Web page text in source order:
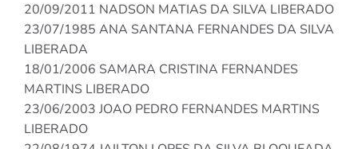
20/09/2011 NADSON MATIAS DA SILVA LIBERADO
23/07/1985 ANA SANTANA FERNANDES DA SILVA
LIBERADA
18/01/2006 SAMARA CRISTINA FERNANDES
MARTINS LIBERADO
23/06/2003 JOAO PEDRO FERNANDES MARTINS
LIBERADO